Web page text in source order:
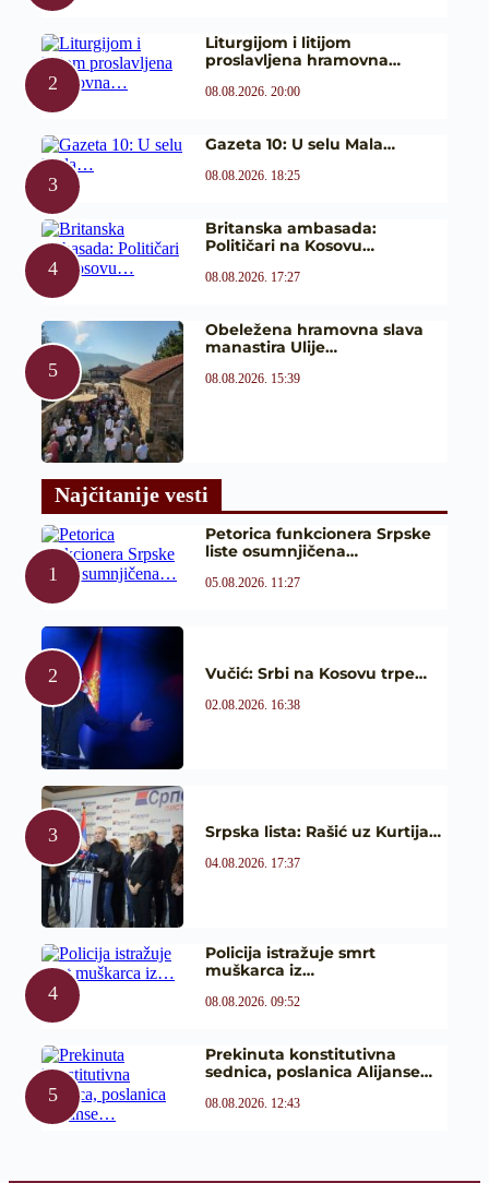
Liturgijom i litijom
proslavljena hramovna…
08.08.2026. 20:00
Gazeta 10: U selu Mala…
08.08.2026. 18:25
Britanska ambasada:
Političari na Kosovu…
08.08.2026. 17:27
Obeležena hramovna slava
manastira Ulije…
08.08.2026. 15:39
Najčitanije vesti
Petorica funkcionera Srpske
liste osumnjičena…
05.08.2026. 11:27
Vučić: Srbi na Kosovu trpe…
02.08.2026. 16:38
Srpska lista: Rašić uz Kurtija…
04.08.2026. 17:37
Policija istražuje smrt
muškarca iz…
08.08.2026. 09:52
Prekinuta konstitutivna
sednica, poslanica Alijanse…
08.08.2026. 12:43